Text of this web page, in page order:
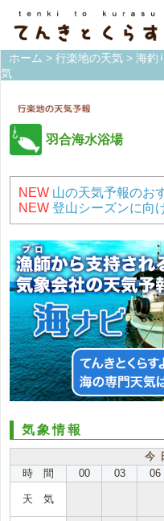
ホーム > 行楽地の天気 > 海釣
気
羽合海水浴場
NEW 山の天気予報のお
NEW 登山シーズンに向
気象情報
今
時 間
00 03 06
天 気